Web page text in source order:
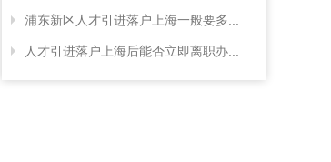
浦东新区人才引进落户上海一般要多...
人才引进落户上海后能否立即离职办...